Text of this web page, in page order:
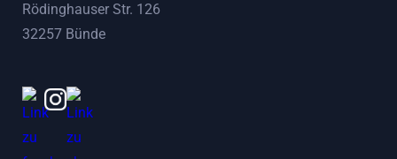
Rödinghauser Str. 126
32257 Bünde